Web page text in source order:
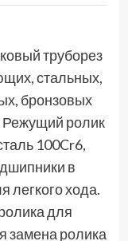
труборез
стальных,
бронзовых
Режущий ролик
100Cr6,
в
легкого хода.
для
замена ролика